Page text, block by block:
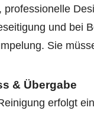
professionelle
und bei
Sie
& Übergabe
erfolgt